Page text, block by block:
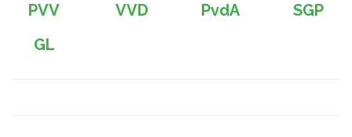
PVV
VVD PvdA
SGP
GL